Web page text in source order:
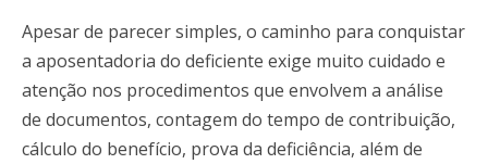
Apesar de parecer simples, o caminho para conquistar
a aposentadoria do deficiente exige muito cuidado e
atenção nos procedimentos que envolvem a análise
de documentos, contagem do tempo de contribuição,
cálculo do benefício, prova da deficiência, além de